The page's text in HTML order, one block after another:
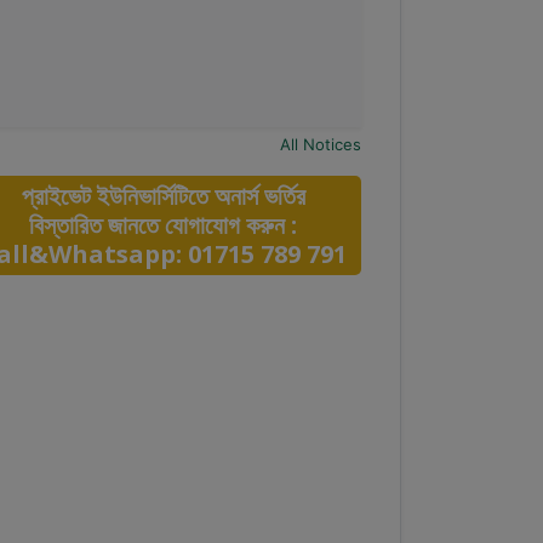
All Notices
প্রাইভেট ইউনিভার্সিটিতে অনার্স ভর্তির
বিস্তারিত জানতে যোগাযোগ করুন :
01715 789 791